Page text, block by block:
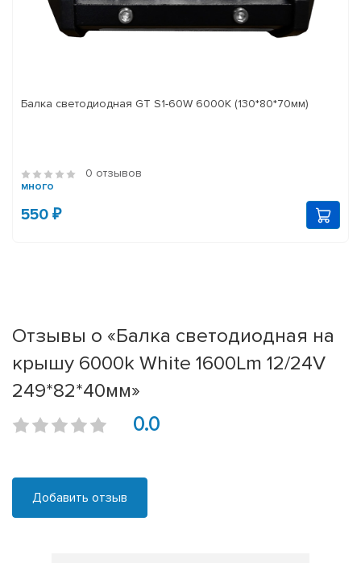
Балка светодиодная GT S1-60W 6000K (130*80*70мм)
0 отзывов
много
550 ₽
Отзывы о «Балка светодиодная на
крышу 6000k White 1600Lm 12/24V
249*82*40мм»
0.0
Добавить отзыв